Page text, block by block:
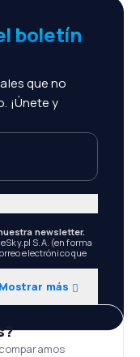
boletín
que no
¡Únete y
newsletter.
S.A. (en forma
electrónico que
Mostrar más